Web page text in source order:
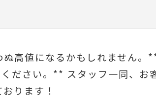
高値になるかもしれません。
ださい。** スタッフ一同、お
ります！